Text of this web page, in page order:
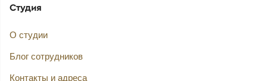
Студия
О студии
Блог сотрудников
Контакты и адреса